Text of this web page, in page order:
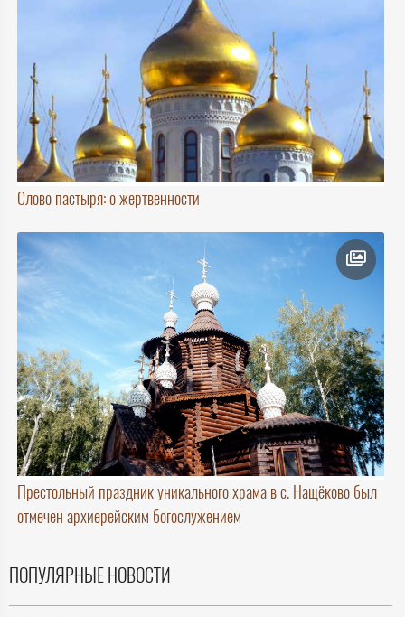
Слово пастыря: о жертвенности
Престольный праздник уникального храма в с. Нащёково был
отмечен архиерейским богослужением
ПОПУЛЯРНЫЕ НОВОСТИ